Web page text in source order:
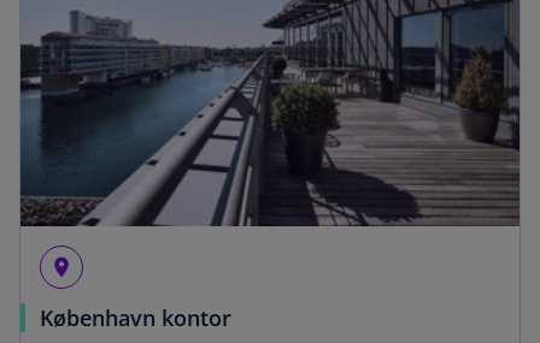
place
København kontor